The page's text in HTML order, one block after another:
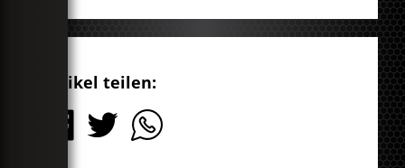
Artikel teilen: